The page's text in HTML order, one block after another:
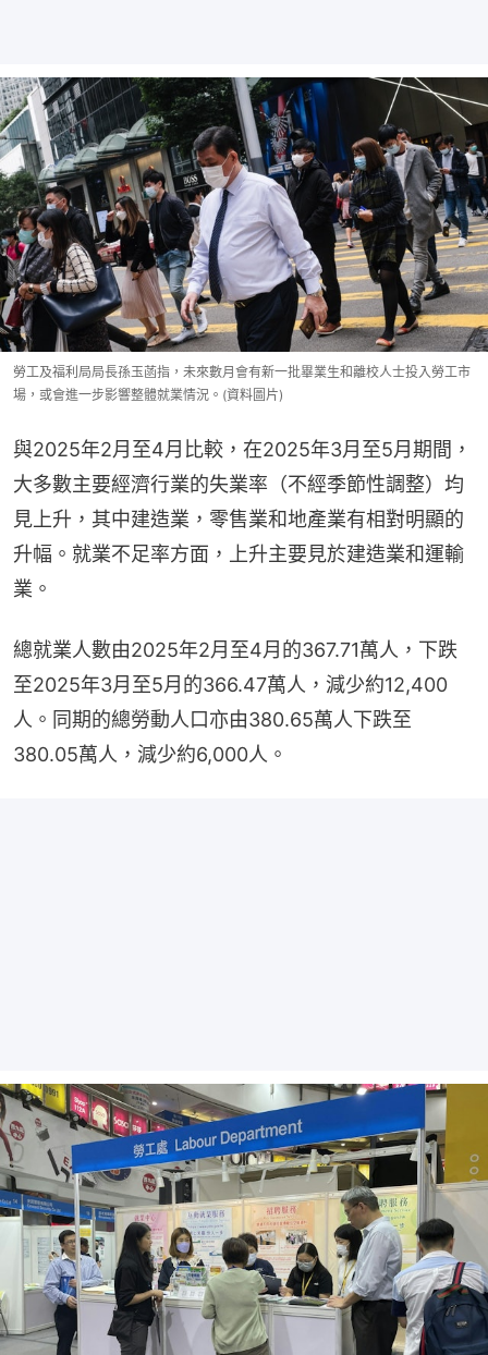
勞工及福利局局長孫玉菡指，未來數月會有新一批畢業生和離校人士投入勞工市
場，或會進一步影響整體就業情況。(資料圖片)
與2025年2月至4月比較，在2025年3月至5月期間，
大多數主要經濟行業的失業率（不經季節性調整）均
見上升，其中建造業，零售業和地產業有相對明顯的
升幅。就業不足率方面，上升主要見於建造業和運輸
業。
總就業人數由2025年2月至4月的367.71萬人，下跌
至2025年3月至5月的366.47萬人，減少約12,400
人。同期的總勞動人口亦由380.65萬人下跌至
380.05萬人，減少約6,000人。